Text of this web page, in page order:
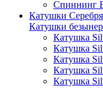
Спиннинг
Катушки
Катушки
Катушка
Катушка
Катушка
Катушка
Катушка